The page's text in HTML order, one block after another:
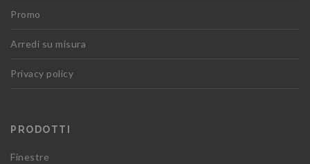
Promo
Arredi su misura
Privacy policy
PRODOTTI
Finestre